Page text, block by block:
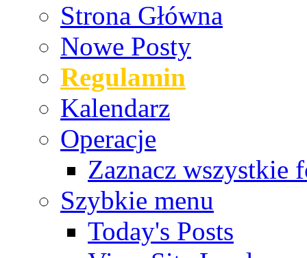
Strona Główna
Nowe Posty
Regulamin
Kalendarz
Operacje
Zaznacz wszystkie
Szybkie menu
Today's Posts